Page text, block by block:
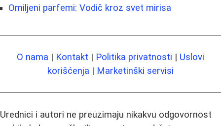
Omiljeni parfemi: Vodič kroz svet mirisa
O nama | Kontakt | Politika privatnosti | Uslovi
korišćenja | Marketinški servisi
Urednici i autori ne preuzimaju nikakvu odgovornost